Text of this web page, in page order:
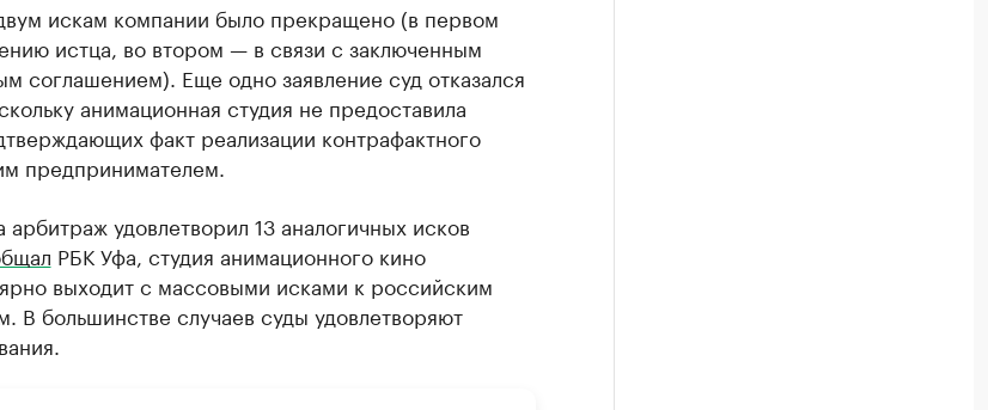
искам компании было прекращено (в первом
истца, во втором — в связи с заключенным
соглашением). Еще одно заявление суд отказался
анимационная студия не предоставила
факт реализации контрафактного
предпринимателем.
удовлетворил 13 аналогичных исков
РБК Уфа, студия анимационного кино
выходит с массовыми исками к российским
В большинстве случаев суды удовлетворяют